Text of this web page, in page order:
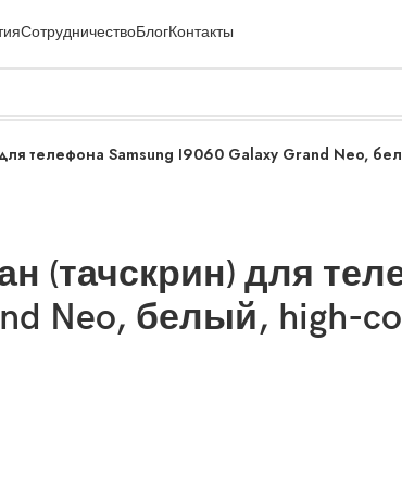
СотрудничествоБлогКонтакты
телефона Samsung I9060 Galaxy Grand Neo,
(тачскрин) для
Neo, белый, high-